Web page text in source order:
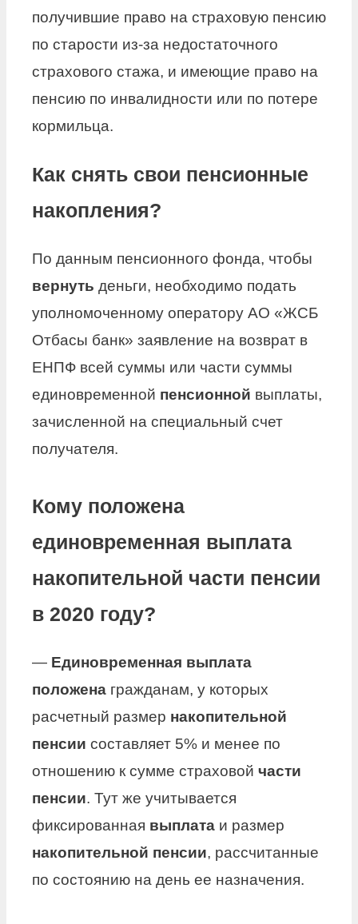
получившие право на страховую пенсию
по старости из-за недостаточного
страхового стажа, и имеющие право на
пенсию по инвалидности или по потере
кормильца.
Как снять свои пенсионные
накопления?
По данным пенсионного фонда, чтобы
вернуть деньги, необходимо подать
уполномоченному оператору АО «ЖСБ
Отбасы банк» заявление на возврат в
ЕНПФ всей суммы или части суммы
единовременной пенсионной выплаты,
зачисленной на специальный счет
получателя.
Кому положена
единовременная выплата
накопительной части пенсии
в 2020 году?
— Единовременная выплата
положена гражданам, у которых
расчетный размер накопительной
пенсии составляет 5% и менее по
отношению к сумме страховой части
пенсии. Тут же учитывается
фиксированная выплата и размер
накопительной пенсии, рассчитанные
по состоянию на день ее назначения.